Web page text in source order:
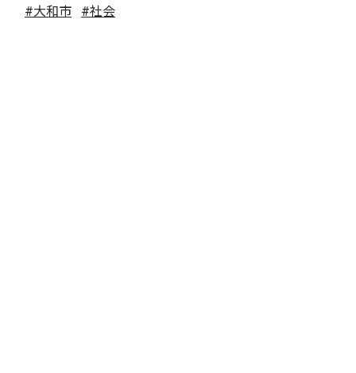
#大和市 #社会